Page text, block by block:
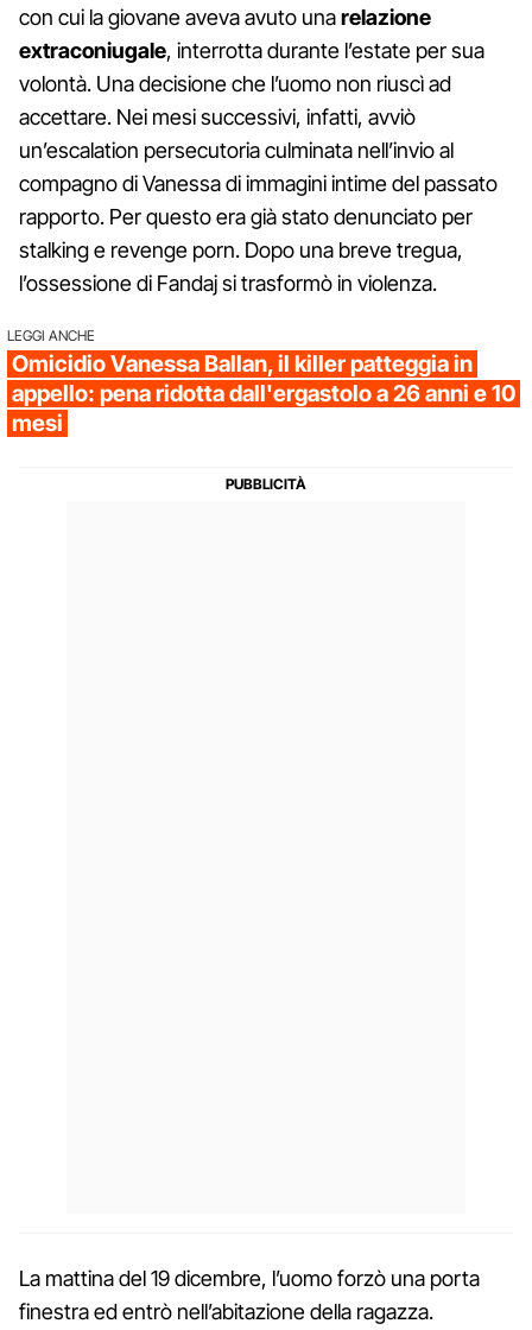
con cui la giovane aveva avuto unarelazione
extraconiugale, interrotta durante l’estate per sua
volontà. Una decisione che l’uomo non riuscì ad
accettare. Nei mesi successivi, infatti, avviò
un’escalation persecutoria culminata nell’invio al
compagno di Vanessa di immagini intime del passato
rapporto. Per questo era già stato denunciato per
stalking e revenge porn. Dopo una breve tregua,
l’ossessione di Fandaj si trasformò in violenza.
LEGGI ANCHE
Omicidio Vanessa Ballan, il killer patteggia in
appello: pena ridotta dall'ergastolo a 26 anni e 10
mesi
La mattina del 19 dicembre, l’uomo forzò una porta
finestra ed entrò nell’abitazione della ragazza.